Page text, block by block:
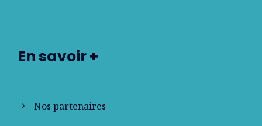
En savoir +
Nos partenaires